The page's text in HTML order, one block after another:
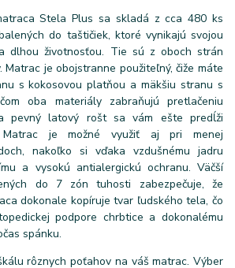
Stela Plus sa skladá z cca 480 ks
do taštičiek, ktoré vynikajú svojou
dlhou životnosťou. Tie sú z oboch strán
Matrac je obojstranne použiteľný, čiže máte
s kokosovou platňou a mäkšiu stranu s
oba materiály zabraňujú pretlačeniu
pevný latový rošt sa vám ešte predĺži
Matrac je možné využiť aj pri menej
nakoľko si vďaka vzdušnému jadru
a vysokú antialergickú ochranu. Väčší
do 7 zón tuhosti zabezpečuje, že
dokonale kopíruje tvar ľudského tela, čo
podpore chrbtice a dokonalému
spánku.
rôznych poťahov na váš matrac. Výber